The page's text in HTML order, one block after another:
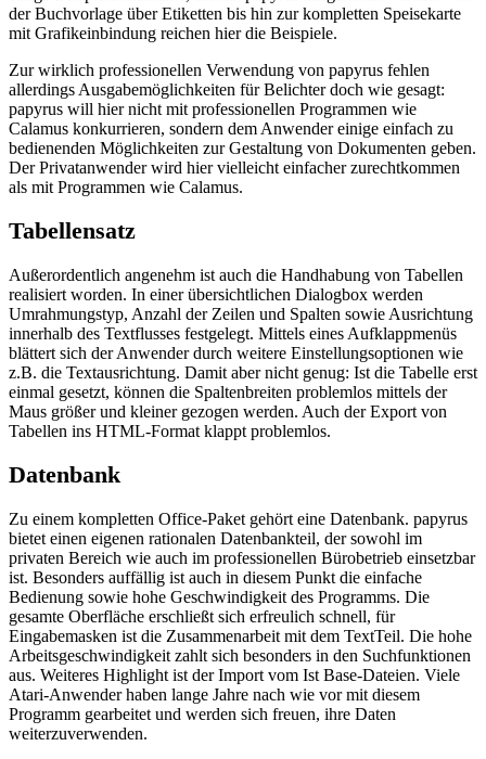
der Buchvorlage über Etiketten bis hin zur kompletten Speisekarte
mit Grafikeinbindung reichen hier die Beispiele.
Zur wirklich professionellen Verwendung von papyrus fehlen
allerdings Ausgabemöglichkeiten für Belichter doch wie gesagt:
papyrus will hier nicht mit professionellen Programmen wie
Calamus konkurrieren, sondern dem Anwender einige einfach zu
bedienenden Möglichkeiten zur Gestaltung von Dokumenten geben.
Der Privatanwender wird hier vielleicht einfacher zurechtkommen
als mit Programmen wie Calamus.
Tabellensatz
Außerordentlich angenehm ist auch die Handhabung von Tabellen
realisiert worden. In einer übersichtlichen Dialogbox werden
Umrahmungstyp, Anzahl der Zeilen und Spalten sowie Ausrichtung
innerhalb des Textflusses festgelegt. Mittels eines Aufklappmenüs
blättert sich der Anwender durch weitere Einstellungsoptionen wie
z.B. die Textausrichtung. Damit aber nicht genug: Ist die Tabelle erst
einmal gesetzt, können die Spaltenbreiten problemlos mittels der
Maus größer und kleiner gezogen werden. Auch der Export von
Tabellen ins HTML-Format klappt problemlos.
Datenbank
Zu einem kompletten Office-Paket gehört eine Datenbank. papyrus
bietet einen eigenen rationalen Datenbankteil, der sowohl im
privaten Bereich wie auch im professionellen Bürobetrieb einsetzbar
ist. Besonders auffällig ist auch in diesem Punkt die einfache
Bedienung sowie hohe Geschwindigkeit des Programms. Die
gesamte Oberfläche erschließt sich erfreulich schnell, für
Eingabemasken ist die Zusammenarbeit mit dem TextTeil. Die hohe
Arbeitsgeschwindigkeit zahlt sich besonders in den Suchfunktionen
aus. Weiteres Highlight ist der Import vom Ist Base-Dateien. Viele
Atari-Anwender haben lange Jahre nach wie vor mit diesem
Programm gearbeitet und werden sich freuen, ihre Daten
weiterzuverwenden.